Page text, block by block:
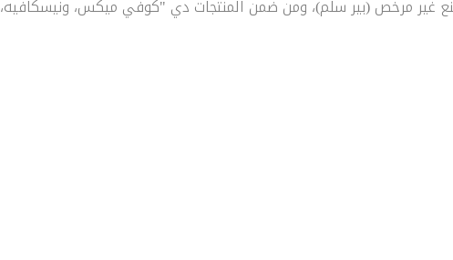
غير مرخص (بير سلم)، ومن ضمن المنتجات دي "كوفي ميكس، ونيسكافيه،